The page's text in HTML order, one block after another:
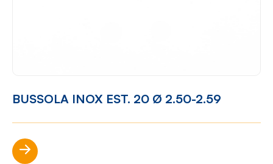
BUSSOLA INOX EST. 20 Ø 2.50-2.59
Scopri di più